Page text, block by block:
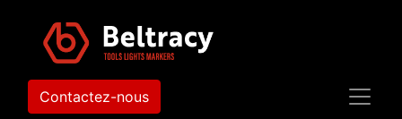
Contactez-nous